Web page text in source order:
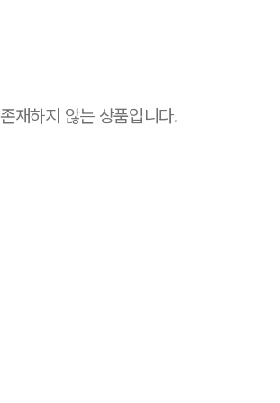
존재하지 않는 상품입니다.